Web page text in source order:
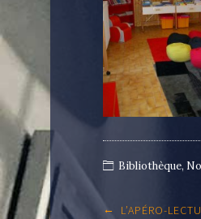
Bibliothèque,
Post
← L’APÉRO-